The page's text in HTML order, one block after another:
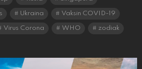
Ukraina Vaksin COVID-19
Virus Corona WHO zodiak